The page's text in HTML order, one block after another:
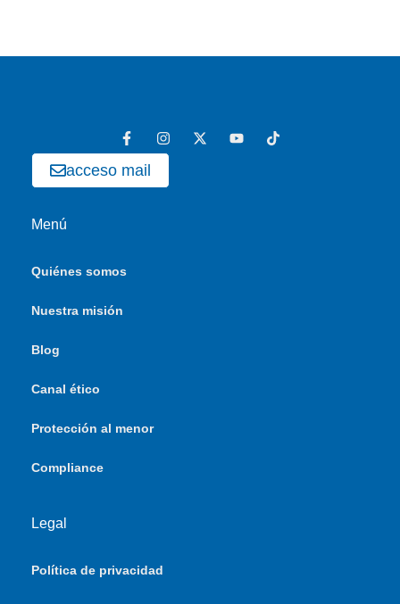
acceso mail
Menú
Quiénes somos
Nuestra misión
Blog
Canal ético
Protección al menor
Compliance
Legal
Política de privacidad